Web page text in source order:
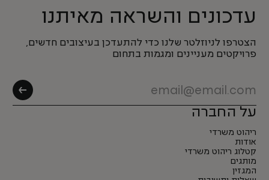
עדכונים והשראה מאיתנו
הצטרפו לניוזלטר שלנו כדי להתעדכן בעיצובים חדשים,
פרויקטים מעניינים ומגמות בתחום
על החברה
ריהוט משרדי
אודות
קטלוג ריהוט משרדי
מותגים
המגזין